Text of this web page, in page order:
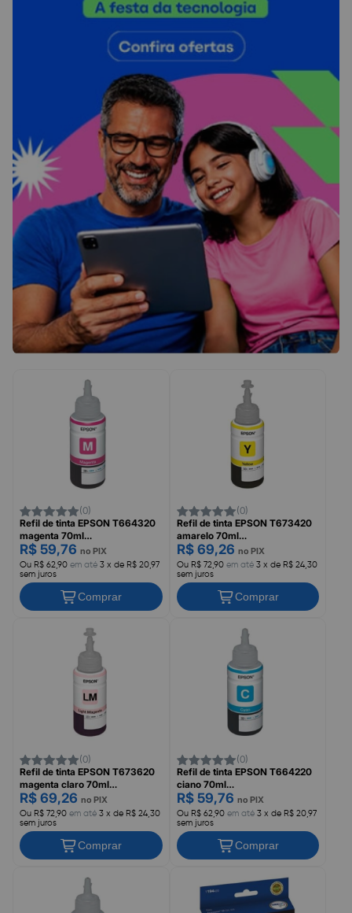
(0)
Refil de tinta EPSON T664320
magenta 70ml
L120/L200/L375/L395
R$ 59,76 no PIX
Ou R$ 62,90 em até 3 x de R$ 20,97
sem juros
Comprar
(0)
Refil de tinta EPSON T673420
amarelo 70ml
L800/L805/L1800
R$ 69,26 no PIX
Ou R$ 72,90em até 3 x de R$ 24,30
sem juros
Comprar
(0)
Refil de tinta EPSON T673620
magenta claro 70ml
L800/L805/L1800
R$ 69,26 no PIX
Ou R$ 72,90 em até 3 x de R$ 24,30
sem juros
Comprar
(0)
Refil de tinta EPSON T664220
ciano 70ml
L120/L200/L375/L395
R$ 59,76 no PIX
Ou R$ 62,90em até 3 x de R$ 20,97
sem juros
Comprar